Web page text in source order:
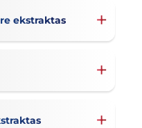
ekstraktas